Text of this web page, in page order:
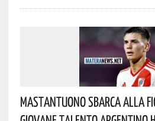
Mastantuono Sbarca Alla